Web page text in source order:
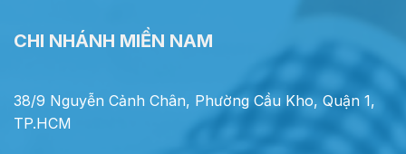
CHI NHÁNH MIỀN NAM
38/9 Nguyễn Cảnh Chân, Phường Cầu Kho, Quận 1,
TP.HCM